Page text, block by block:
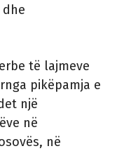
të lajmeve
pikëpamja e
një
në
në